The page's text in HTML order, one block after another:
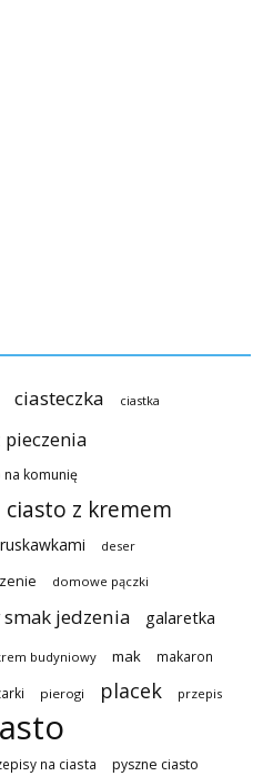
ciasteczka ciastka
na komunię
ciasto z kremem
deser
domowe pączki
jedzenia galaretka
budyniowy mak makaron
pierogi placek przepis
na ciasta pyszne ciasto